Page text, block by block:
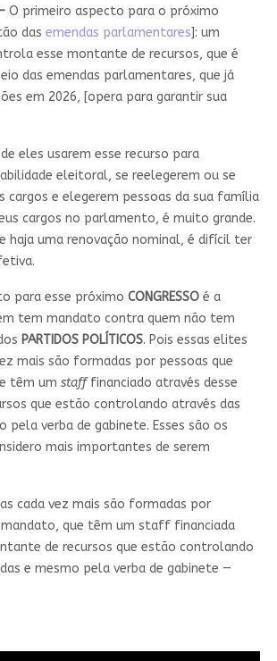
O primeiro aspecto para o próximo
das emendas parlamentares]: um
esse montante de recursos, que é
das emendas parlamentares, que já
em 2026, [opera para garantir sua
eles usarem esse recurso para
eleitoral, se reelegerem ou se
cargos e elegerem pessoas da sua família
cargos no parlamento, é muito grande.
haja uma renovação nominal, é difícil ter
para esse próximo CONGRESSOé a
tem mandato contra quem não tem
PARTIDOS POLÍTICOS. Pois essas elites
mais são formadas por pessoas que
têm um stafffinanciado através desse
que estão controlando através das
pela verba de gabinete. Esses são os
mais importantes de serem
cada vez mais são formadas por
que têm um staff financiada
de recursos que estão controlando
e mesmo pela verba de gabinete —